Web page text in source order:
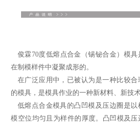
俊霖70度低熔点合金 （锡铋合金 ）模具
在制模样件中凝聚成形的。
在广泛应用中，已被认为是一种比较合
的模具，是模具作业的一种新材料、新技术
低熔点合金模具的凸凹模及压边圈是以
模空位均匀且为样件的厚度。凸凹模及